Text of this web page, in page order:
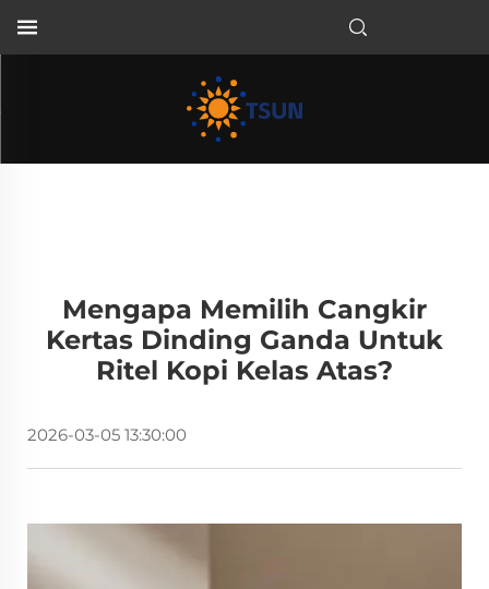
Mengapa Memilih Cangkir
Kertas Dinding Ganda Untuk
Ritel Kopi Kelas Atas?
2026-03-05 13:30:00